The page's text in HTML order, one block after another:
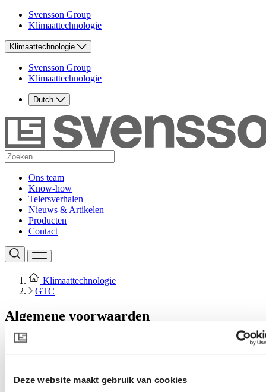
Deze website maakt gebruik van cookies
Svensson Group
Klimaattechnologie
Klimaattechnologie
Svensson Group
Klimaattechnologie
Dutch
Ons team
Know-how
Telersverhalen
Nieuws & Artikelen
Producten
Contact
Klimaattechnologie
GTC
Algemene voorwaarden
EMEA
Duitsland (Duits)